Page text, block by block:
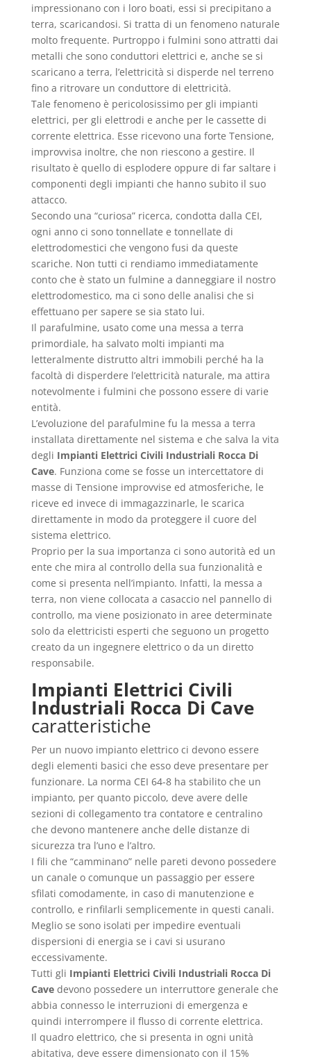
impressionano con i loro boati, essi si precipitano a
terra, scaricandosi. Si tratta di un fenomeno naturale
molto frequente. Purtroppo i fulmini sono attratti dai
metalli che sono conduttori elettrici e, anche se si
scaricano a terra, l’elettricità si disperde nel terreno
fino a ritrovare un conduttore di elettricità.
Tale fenomeno è pericolosissimo per gli impianti
elettrici, per gli elettrodi e anche per le cassette di
corrente elettrica. Esse ricevono una forte Tensione,
improvvisa inoltre, che non riescono a gestire. Il
risultato è quello di esplodere oppure di far saltare i
componenti degli impianti che hanno subito il suo
attacco.
Secondo una “curiosa” ricerca, condotta dalla CEI,
ogni anno ci sono tonnellate e tonnellate di
elettrodomestici che vengono fusi da queste
scariche. Non tutti ci rendiamo immediatamente
conto che è stato un fulmine a danneggiare il nostro
elettrodomestico, ma ci sono delle analisi che si
effettuano per sapere se sia stato lui.
Il parafulmine, usato come una messa a terra
primordiale, ha salvato molti impianti ma
letteralmente distrutto altri immobili perché ha la
facoltà di disperdere l’elettricità naturale, ma attira
notevolmente i fulmini che possono essere di varie
entità.
L’evoluzione del parafulmine fu la messa a terra
installata direttamente nel sistema e che salva la vita
degli Impianti Elettrici Civili Industriali Rocca Di
Cave. Funziona come se fosse un intercettatore di
masse di Tensione improvvise ed atmosferiche, le
riceve ed invece di immagazzinarle, le scarica
direttamente in modo da proteggere il cuore del
sistema elettrico.
Proprio per la sua importanza ci sono autorità ed un
ente che mira al controllo della sua funzionalità e
come si presenta nell’impianto. Infatti, la messa a
terra, non viene collocata a casaccio nel pannello di
controllo, ma viene posizionato in aree determinate
solo da elettricisti esperti che seguono un progetto
creato da un ingegnere elettrico o da un diretto
responsabile.
Impianti Elettrici Civili
Industriali Rocca Di Cave
caratteristiche
Per un nuovo impianto elettrico ci devono essere
degli elementi basici che esso deve presentare per
funzionare. La norma CEI 64-8 ha stabilito che un
impianto, per quanto piccolo, deve avere delle
sezioni di collegamento tra contatore e centralino
che devono mantenere anche delle distanze di
sicurezza tra l’uno e l’altro.
I fili che “camminano” nelle pareti devono possedere
un canale o comunque un passaggio per essere
sfilati comodamente, in caso di manutenzione e
controllo, e rinfilarli semplicemente in questi canali.
Meglio se sono isolati per impedire eventuali
dispersioni di energia se i cavi si usurano
eccessivamente.
Tutti gli Impianti Elettrici Civili Industriali Rocca Di
Cavedevono possedere un interruttore generale che
abbia connesso le interruzioni di emergenza e
quindi interrompere il flusso di corrente elettrica.
Il quadro elettrico, che si presenta in ogni unità
abitativa, deve essere dimensionato con il 15%